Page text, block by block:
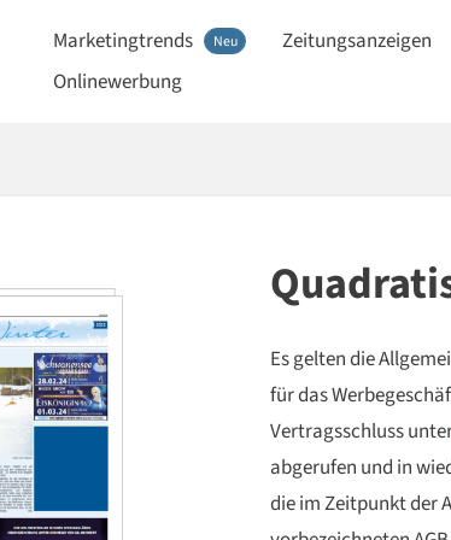
Marketingtrends Neu
Zeitungsanzeigen
Onlinewerbung
Es gelten die
für das
Vertragsschluss
abgerufen und in
die im Zeitpunkt der